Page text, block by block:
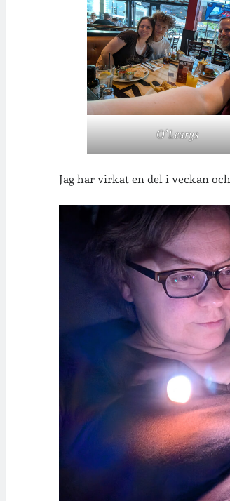
O’Learys
Jag har virkat en del i veckan